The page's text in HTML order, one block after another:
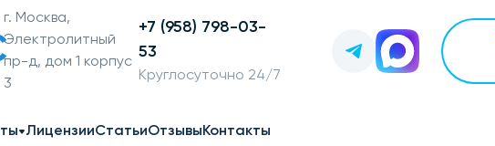
г. Москва,
Электролитный
пр-д, дом 1 корпус
3
+7 (958) 798-03-
53
Круглосуточно 24/7
ЛицензииСтатьиОтзывыКонтакты